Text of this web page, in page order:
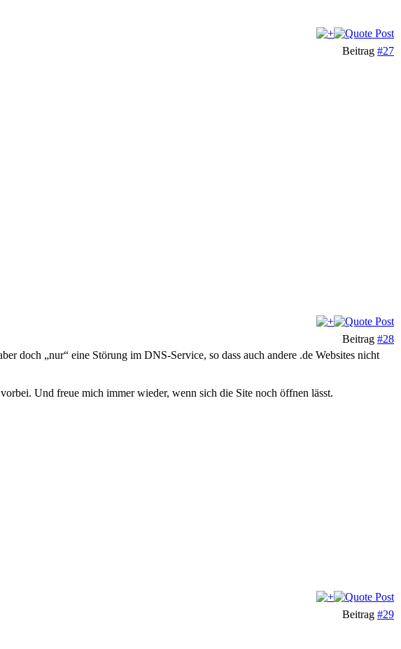
Beitrag #27
Beitrag #28
doch „nur“ eine Störung im DNS-Service, so dass auch andere .de Websites nicht
Und freue mich immer wieder, wenn sich die Site noch öffnen lässt.
Beitrag #29